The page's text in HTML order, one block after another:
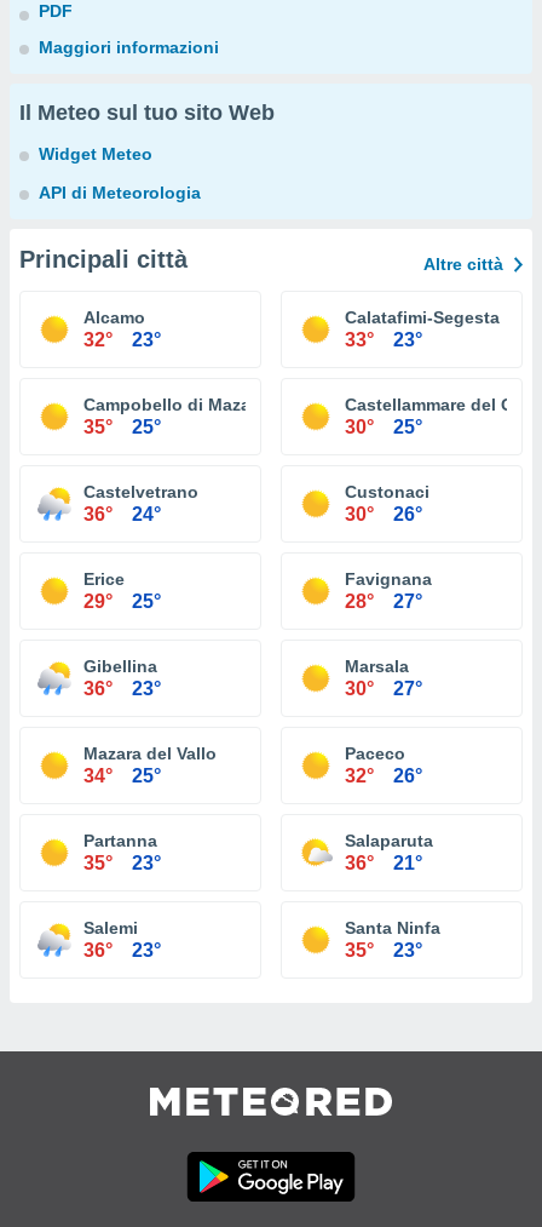
PDF
Maggiori informazioni
Il Meteo sul tuo sito Web
Widget Meteo
API di Meteorologia
Principali città Altre città
Alcamo
32° 23°
Calatafimi-Segesta
33° 23°
Campobello di Mazara
35° 25°
Castellammare del
30° 25°
Castelvetrano
36° 24°
Custonaci
30° 26°
Erice
29° 25°
Favignana
28° 27°
Gibellina
36° 23°
Marsala
30° 27°
Mazara del Vallo
34° 25°
Paceco
32° 26°
Partanna
35° 23°
Salaparuta
36° 21°
Salemi
36° 23°
Santa Ninfa
35° 23°